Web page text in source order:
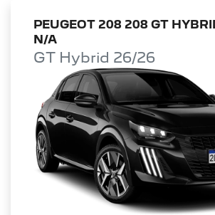
PEUGEOT 208 208 GT
N/A
GT Hybrid 26/26